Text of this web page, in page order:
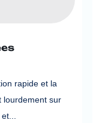
rapide et la
lourdement sur